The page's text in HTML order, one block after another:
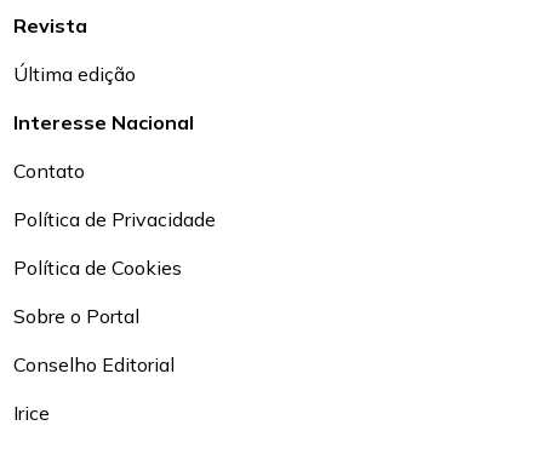
Revista
Última edição
Interesse Nacional
Contato
Política de Privacidade
Política de Cookies
Sobre o Portal
Conselho Editorial
Irice